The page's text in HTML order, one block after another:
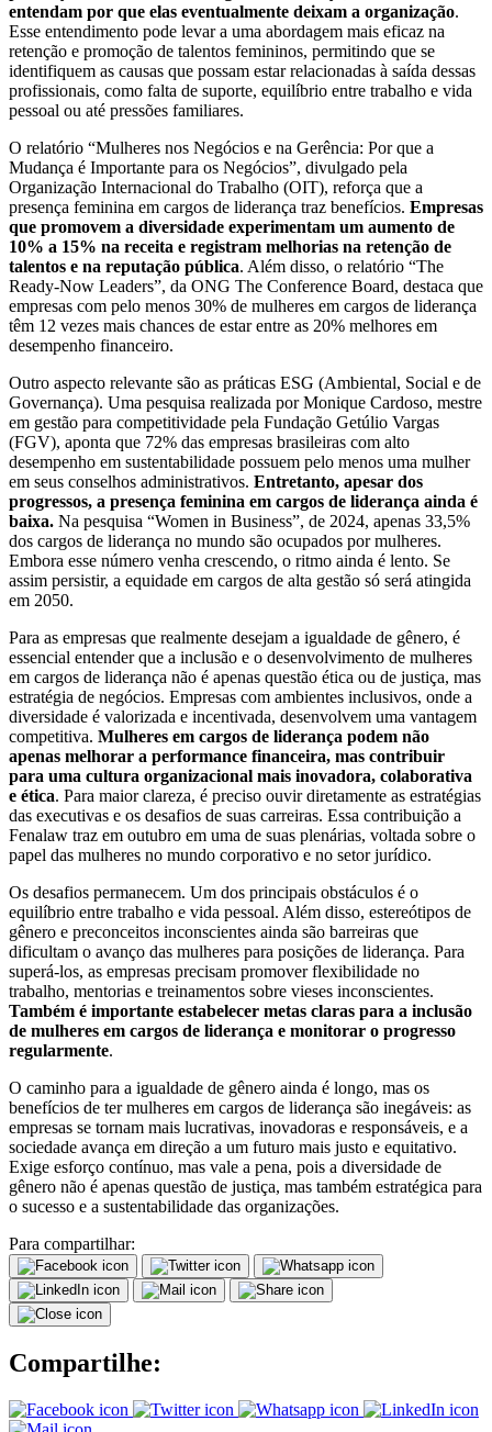
entendam por que elas eventualmente deixam a organização.
Esse entendimento pode levar a uma abordagem mais eficaz na
retenção e promoção de talentos femininos, permitindo que se
identifiquem as causas que possam estar relacionadas à saída dessas
profissionais, como falta de suporte, equilíbrio entre trabalho e vida
pessoal ou até pressões familiares.
O relatório “Mulheres nos Negócios e na Gerência: Por que a
Mudança é Importante para os Negócios”, divulgado pela
Organização Internacional do Trabalho (OIT), reforça que a
presença feminina em cargos de liderança traz benefícios. Empresas
que promovem a diversidade experimentam um aumento de
10% a 15% na receita e registram melhorias na retenção de
talentos e na reputação pública. Além disso, o relatório “The
Ready-Now Leaders”, da ONG The Conference Board, destaca que
empresas com pelo menos 30% de mulheres em cargos de liderança
têm 12 vezes mais chances de estar entre as 20% melhores em
desempenho financeiro.
Outro aspecto relevante são as práticas ESG (Ambiental, Social e de
Governança). Uma pesquisa realizada por Monique Cardoso, mestre
em gestão para competitividade pela Fundação Getúlio Vargas
(FGV), aponta que 72% das empresas brasileiras com alto
desempenho em sustentabilidade possuem pelo menos uma mulher
em seus conselhos administrativos. Entretanto, apesar dos
progressos, a presença feminina em cargos de liderança ainda é
baixa. Na pesquisa “Women in Business”, de 2024, apenas 33,5%
dos cargos de liderança no mundo são ocupados por mulheres.
Embora esse número venha crescendo, o ritmo ainda é lento. Se
assim persistir, a equidade em cargos de alta gestão só será atingida
em 2050.
Para as empresas que realmente desejam a igualdade de gênero, é
essencial entender que a inclusão e o desenvolvimento de mulheres
em cargos de liderança não é apenas questão ética ou de justiça, mas
estratégia de negócios. Empresas com ambientes inclusivos, onde a
diversidade é valorizada e incentivada, desenvolvem uma vantagem
competitiva. Mulheres em cargos de liderança podem não
apenas melhorar a performance financeira, mas contribuir
para uma cultura organizacional mais inovadora, colaborativa
e ética. Para maior clareza, é preciso ouvir diretamente as estratégias
das executivas e os desafios de suas carreiras. Essa contribuição a
Fenalaw traz em outubro em uma de suas plenárias, voltada sobre o
papel das mulheres no mundo corporativo e no setor jurídico.
Os desafios permanecem. Um dos principais obstáculos é o
equilíbrio entre trabalho e vida pessoal. Além disso, estereótipos de
gênero e preconceitos inconscientes ainda são barreiras que
dificultam o avanço das mulheres para posições de liderança. Para
superá-los, as empresas precisam promover flexibilidade no
trabalho, mentorias e treinamentos sobre vieses inconscientes.
Também é importante estabelecer metas claras para a inclusão
de mulheres em cargos de liderança e monitorar o progresso
regularmente.
O caminho para a igualdade de gênero ainda é longo, mas os
benefícios de ter mulheres em cargos de liderança são inegáveis: as
empresas se tornam mais lucrativas, inovadoras e responsáveis, e a
sociedade avança em direção a um futuro mais justo e equitativo.
Exige esforço contínuo, mas vale a pena, pois a diversidade de
gênero não é apenas questão de justiça, mas também estratégica para
o sucesso e a sustentabilidade das organizações.
Para compartilhar:
Compartilhe: